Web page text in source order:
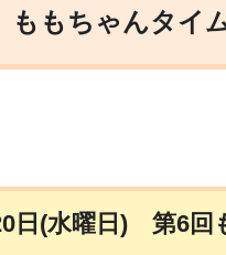
もちゃんタイ
日(水曜日) 第6回